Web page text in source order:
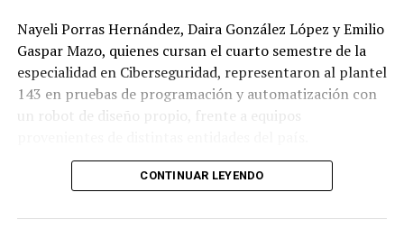
Nayeli Porras Hernández, Daira González López y Emilio
Gaspar Mazo, quienes cursan el cuarto semestre de la
especialidad en Ciberseguridad, representaron al plantel
143 en pruebas de programación y automatización con
un robot de diseño propio, frente a equipos
El desempeño mostrado por los jóvenes les permitió
calificar a la siguiente fase de la competencia, que
tendrá lugar los días 5 y 6 de septiembre en Cancún,
CONTINUAR LEYENDO